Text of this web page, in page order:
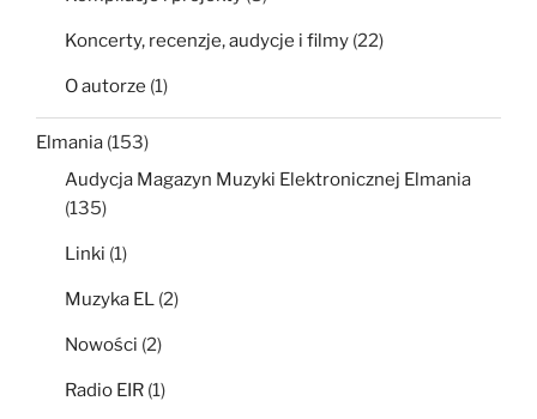
Koncerty, recenzje, audycje i filmy (22)
O autorze (1)
Elmania (153)
Audycja Magazyn Muzyki Elektronicznej Elmania
(135)
Linki (1)
Muzyka EL (2)
Nowości (2)
Radio EIR (1)